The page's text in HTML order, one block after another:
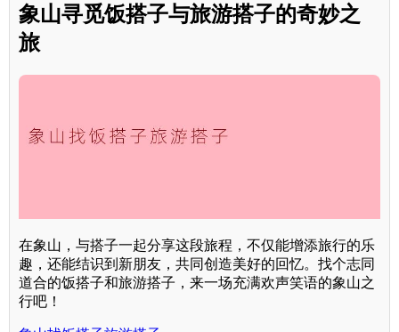
象山寻觅饭搭子与旅游搭子的奇妙之
旅
在象山，与搭子一起分享这段旅程，不仅能增添旅行的乐
趣，还能结识到新朋友，共同创造美好的回忆。找个志同
道合的饭搭子和旅游搭子，来一场充满欢声笑语的象山之
行吧！